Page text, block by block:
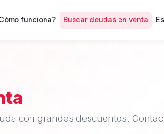
funciona? Buscar deudas en venta
con grandes descuentos.